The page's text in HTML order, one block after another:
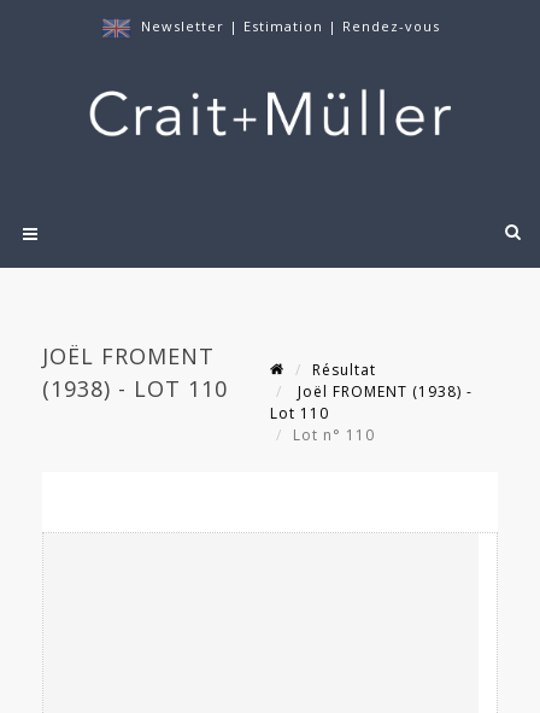
Newsletter | Estimation | Rendez-vous
JOËL FROMENT
(1938) - LOT 110
Résultat
Joël FROMENT (1938) -
Lot 110
Lot n° 110